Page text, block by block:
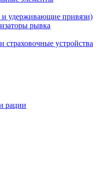
и удерживающие привязи)
рывка
устройства
рации